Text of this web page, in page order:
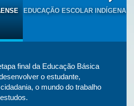
EDUCAÇÃO ESCOLAR INDÍGENA
final da Educação Básica
o estudante,
o mundo do trabalho